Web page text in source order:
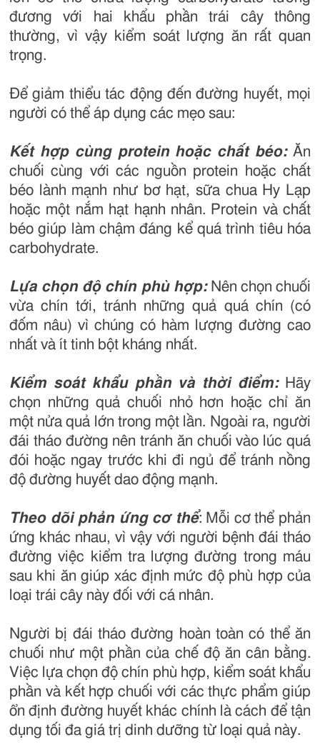
đương với hai khẩu phần trái cây thông
thường, vì vậy kiểm soát lượng ăn rất quan
trọng.
Để giảm thiểu tác động đến đường huyết, mọi
người có thể áp dụng các mẹo sau:
Kết hợp cùng protein hoặc chất béo:Ăn
chuối cùng với các nguồn protein hoặc chất
béo lành mạnh như bơ hạt, sữa chua Hy Lạp
hoặc một nắm hạt hạnh nhân. Protein và chất
béo giúp làm chậm đáng kể quá trình tiêu hóa
carbohydrate.
Lựa chọn độ chín phù hợp:Nên chọn chuối
vừa chín tới, tránh những quả quá chín (có
đốm nâu) vì chúng có hàm lượng đường cao
nhất và ít tinh bột kháng nhất.
Kiểm soát khẩu phần và thời điểm:Hãy
chọn những quả chuối nhỏ hơn hoặc chỉ ăn
một nửa quả lớn trong một lần. Ngoài ra, người
đái tháo đường nên tránh ăn chuối vào lúc quá
đói hoặc ngay trước khi đi ngủ để tránh nồng
độ đường huyết dao động mạnh.
Theo dõi phản ứng cơ thể: Mỗi cơ thể phản
ứng khác nhau, vì vậy với người bệnh đái tháo
đường việc kiểm tra lượng đường trong máu
sau khi ăn giúp xác định mức độ phù hợp của
loại trái cây này đối với cá nhân.
Người bị đái tháo đường hoàn toàn có thể ăn
chuối như một phần của chế độ ăn cân bằng.
Việc lựa chọn độ chín phù hợp, kiểm soát khẩu
phần và kết hợp chuối với các thực phẩm giúp
ổn định đường huyết khác chính là cách để tận
dụng tối đa giá trị dinh dưỡng từ loại quả này.